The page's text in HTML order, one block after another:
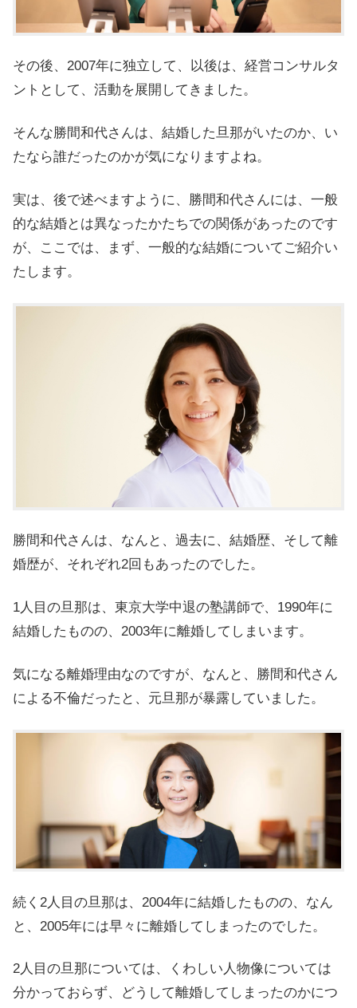
その後、2007年に独立して、以後は、経営コンサルタ
ントとして、活動を展開してきました。
そんな勝間和代さんは、結婚した旦那がいたのか、い
たなら誰だったのかが気になりますよね。
実は、後で述べますように、勝間和代さんには、一般
的な結婚とは異なったかたちでの関係があったのです
が、ここでは、まず、一般的な結婚についてご紹介い
たします。
勝間和代さんは、なんと、過去に、結婚歴、そして離
婚歴が、それぞれ2回もあったのでした。
1人目の旦那は、東京大学中退の塾講師で、1990年に
結婚したものの、2003年に離婚してしまいます。
気になる離婚理由なのですが、なんと、勝間和代さん
による不倫だったと、元旦那が暴露していました。
続く2人目の旦那は、2004年に結婚したものの、なん
と、2005年には早々に離婚してしまったのでした。
2人目の旦那については、くわしい人物像については
分かっておらず、どうして離婚してしまったのかにつ